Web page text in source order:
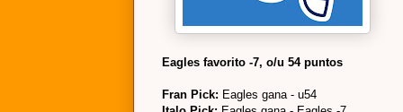
Eagles favorito -7, o/u 54 puntos
Fran Pick: Eagles gana - u54